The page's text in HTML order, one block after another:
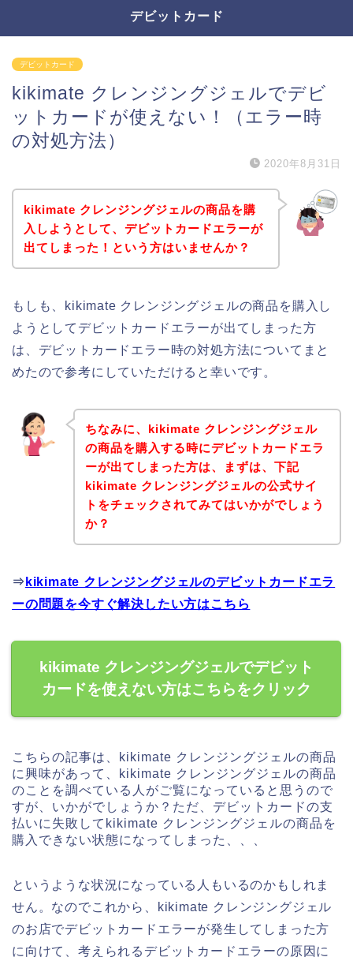
デビットカード
デビットカード
kikimate クレンジングジェルでデビ
ットカードが使えない！（エラー時
の対処方法）
2020年8月31日
kikimate クレンジングジェルの商品を購
入しようとして、デビットカードエラーが
出てしまった！という方はいませんか？
もしも、kikimate クレンジングジェルの商品を購入し
ようとしてデビットカードエラーが出てしまった方
は、デビットカードエラー時の対処方法についてまと
めたので参考にしていただけると幸いです。
ちなみに、kikimate クレンジングジェル
の商品を購入する時にデビットカードエラ
ーが出てしまった方は、まずは、下記
kikimate クレンジングジェルの公式サイ
トをチェックされてみてはいかがでしょう
か？
⇒ kikimate クレンジングジェルのデビットカードエラ
ーの問題を今すぐ解決したい方はこちら
kikimate クレンジングジェルでデビット
カードを使えない方はこちらをクリック
こちらの記事は、kikimate クレンジングジェルの商品
に興味があって、kikimate クレンジングジェルの商品
のことを調べている人がご覧になっていると思うので
すが、いかがでしょうか？ただ、デビットカードの支
払いに失敗してkikimate クレンジングジェルの商品を
購入できない状態になってしまった、、、
というような状況になっている人もいるのかもしれま
せん。なのでこれから、kikimate クレンジングジェル
のお店でデビットカードエラーが発生してしまった方
に向けて、考えられるデビットカードエラーの原因に